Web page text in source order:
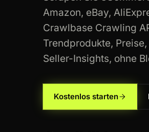
Amazon, eBay,
Crawlbase Crawling
Trendprodukte,
Seller-Insights, ohne
Kostenlos starten